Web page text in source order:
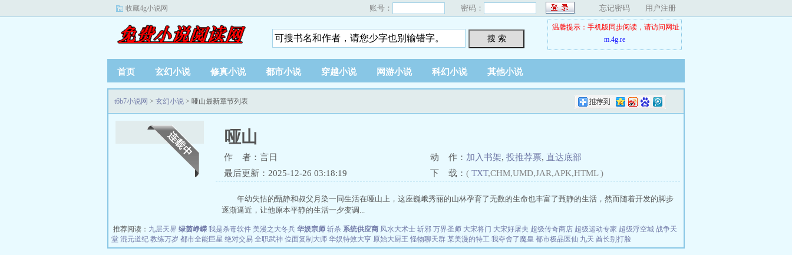
收藏4g小说网 账号： 密码： 忘记密码 用户注册
搜 索
温馨提示：手机版同步阅读，请访问网址
m.4g.re
首页 玄幻小说 修真小说 都市小说 穿越小说 网游小说 科幻小说 其他小说
t6b7小说网 > 玄幻小说 > 哑山最新章节列表
哑山
作 者：言日 动 作： 加入书架, 投推荐票, 直达底部
最后更新：2025-12-26 03:18:19
下 载： ( TXT,CHM,UMD,JAR,APK,HTML )
年幼失怙的甄静和叔父月染一同生活在哑山上，这座巍峨秀丽的山林孕育了无数的生命也丰富了甄静的生活，然而随着开发的脚步
逐渐逼近，让他原本平静的生活一夕变调...
推荐阅读： 九层天界 绿茵峥嵘 我是杀毒软件 美漫之大冬兵 华娱宗师 斩杀 系统供应商 风水大术士 斩邪 万界圣师 大宋将门 大宋好屠夫 超级传奇商店 超级运动专家 超级浮空城 战争天
堂 混元道纪 教练万岁 都市全能巨星 绝对交易 全职武神 位面复制大师 华娱特效大亨 原始大厨王 怪物聊天群 某美漫的特工 我夺舍了魔皇 都市极品医仙 九天 酋长别打脸